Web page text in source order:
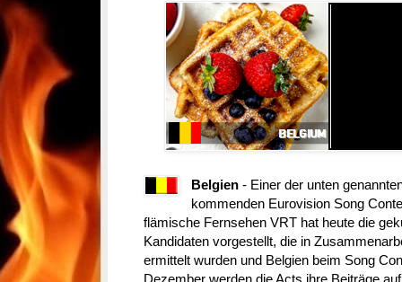
Belgien- Einer der unten
kommenden Eurovision Song
flämische Fernsehen VRT hat heute die
Kandidaten vorgestellt, die in
ermittelt wurden und Belgien beim Song
Dezember werden die Acts ihre Beiträge